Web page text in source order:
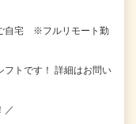
自宅 ※フルリモート勤
フトです！ 詳細はお問い
／